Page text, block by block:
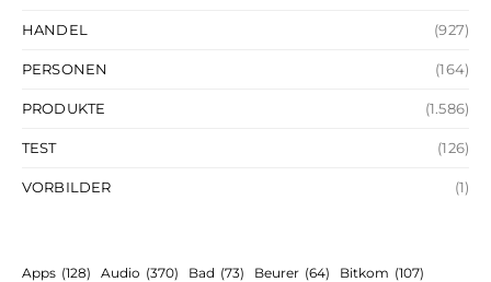
HANDEL (927)
PERSONEN (164)
PRODUKTE (1.586)
TEST (126)
VORBILDER (1)
Apps (128) Audio (370) Bad (73) Beurer (64) Bitkom (107)